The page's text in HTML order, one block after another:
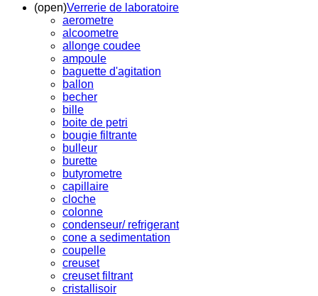
(open)Verrerie de laboratoire
aerometre
alcoometre
allonge coudee
ampoule
baguette d'agitation
ballon
becher
bille
boite de petri
bougie filtrante
bulleur
burette
butyrometre
capillaire
cloche
colonne
condenseur/ refrigerant
cone a sedimentation
coupelle
creuset
creuset filtrant
cristallisoir